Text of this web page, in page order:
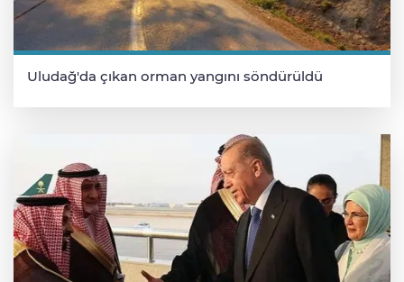
Uludağ'da çıkan orman yangını söndürüldü